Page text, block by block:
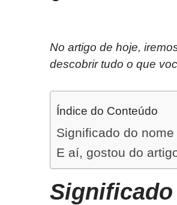
No artigo de hoje,
descobrir tudo o que
Índice do Conteúdo
Significado do
E aí, gostou do